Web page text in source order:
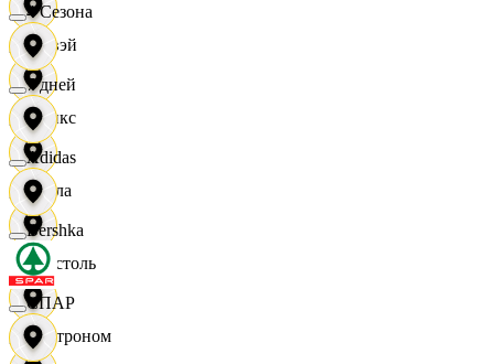
Амвэй
Аникс
Билла
Бристоль
Быстроном
4 Сезона
7 дней
Adidas
Bershka
СПАР